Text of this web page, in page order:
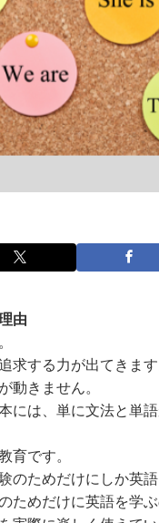
由
求する力が出てきます
動きません。
には、単に文法と単
育です。
のためだけにしか英語
ためだけに英語を学ぶ